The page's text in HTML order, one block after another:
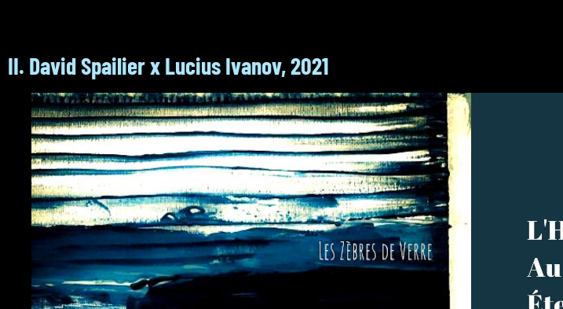
II. David Spailier x Lucius Ivanov, 2021